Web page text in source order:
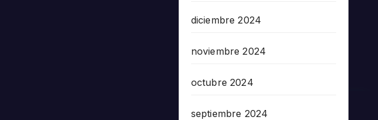
diciembre 2024
noviembre 2024
octubre 2024
septiembre 2024